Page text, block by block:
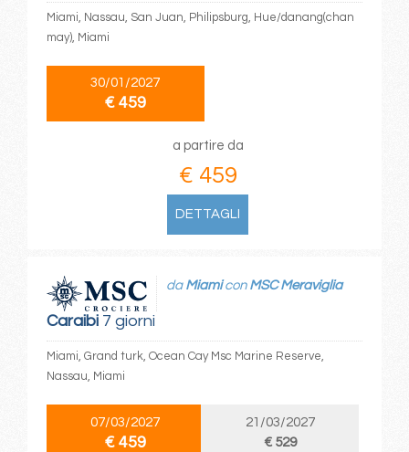
Miami, Nassau, San Juan, Philipsburg, Hue/danang(chan
may), Miami
30/01/2027
€ 459
a partire da
€ 459
DETTAGLI
Caraibi7 giorni
da Miamicon MSC Meraviglia
Miami, Grand turk, Ocean Cay Msc Marine Reserve,
Nassau, Miami
07/03/2027
€ 459
21/03/2027
€ 529